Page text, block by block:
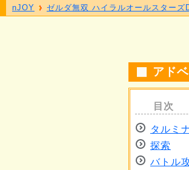
アド
タルミ
探索
バトル
nJOY ゼルダ無双 ハイラルオールスターズ